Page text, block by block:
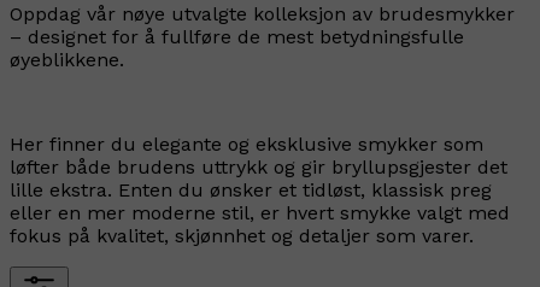
Oppdag vår nøye utvalgte kolleksjon av brudesmykker
– designet for å fullføre de mest betydningsfulle
øyeblikkene.
Her finner du elegante og eksklusive smykker som
løfter både brudens uttrykk og gir bryllupsgjester det
lille ekstra. Enten du ønsker et tidløst, klassisk preg
eller en mer moderne stil, er hvert smykke valgt med
fokus på kvalitet, skjønnhet og detaljer som varer.